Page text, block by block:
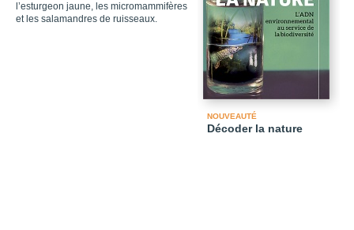
l’esturgeon jaune, les micromammifères
et les salamandres de ruisseaux.
NOUVEAUTÉ
Décoder la nature